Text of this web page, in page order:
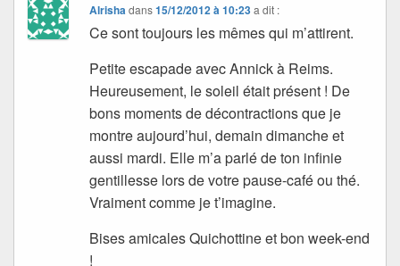
Alrishadans15/12/2012 à 10:23 a dit :
Ce sont toujours les mêmes qui m’attirent.
Petite escapade avec Annick à Reims.
Heureusement, le soleil était présent ! De
bons moments de décontractions que je
montre aujourd’hui, demain dimanche et
aussi mardi. Elle m’a parlé de ton infinie
gentillesse lors de votre pause-café ou thé.
Vraiment comme je t’imagine.
Bises amicales Quichottine et bon week-end
!